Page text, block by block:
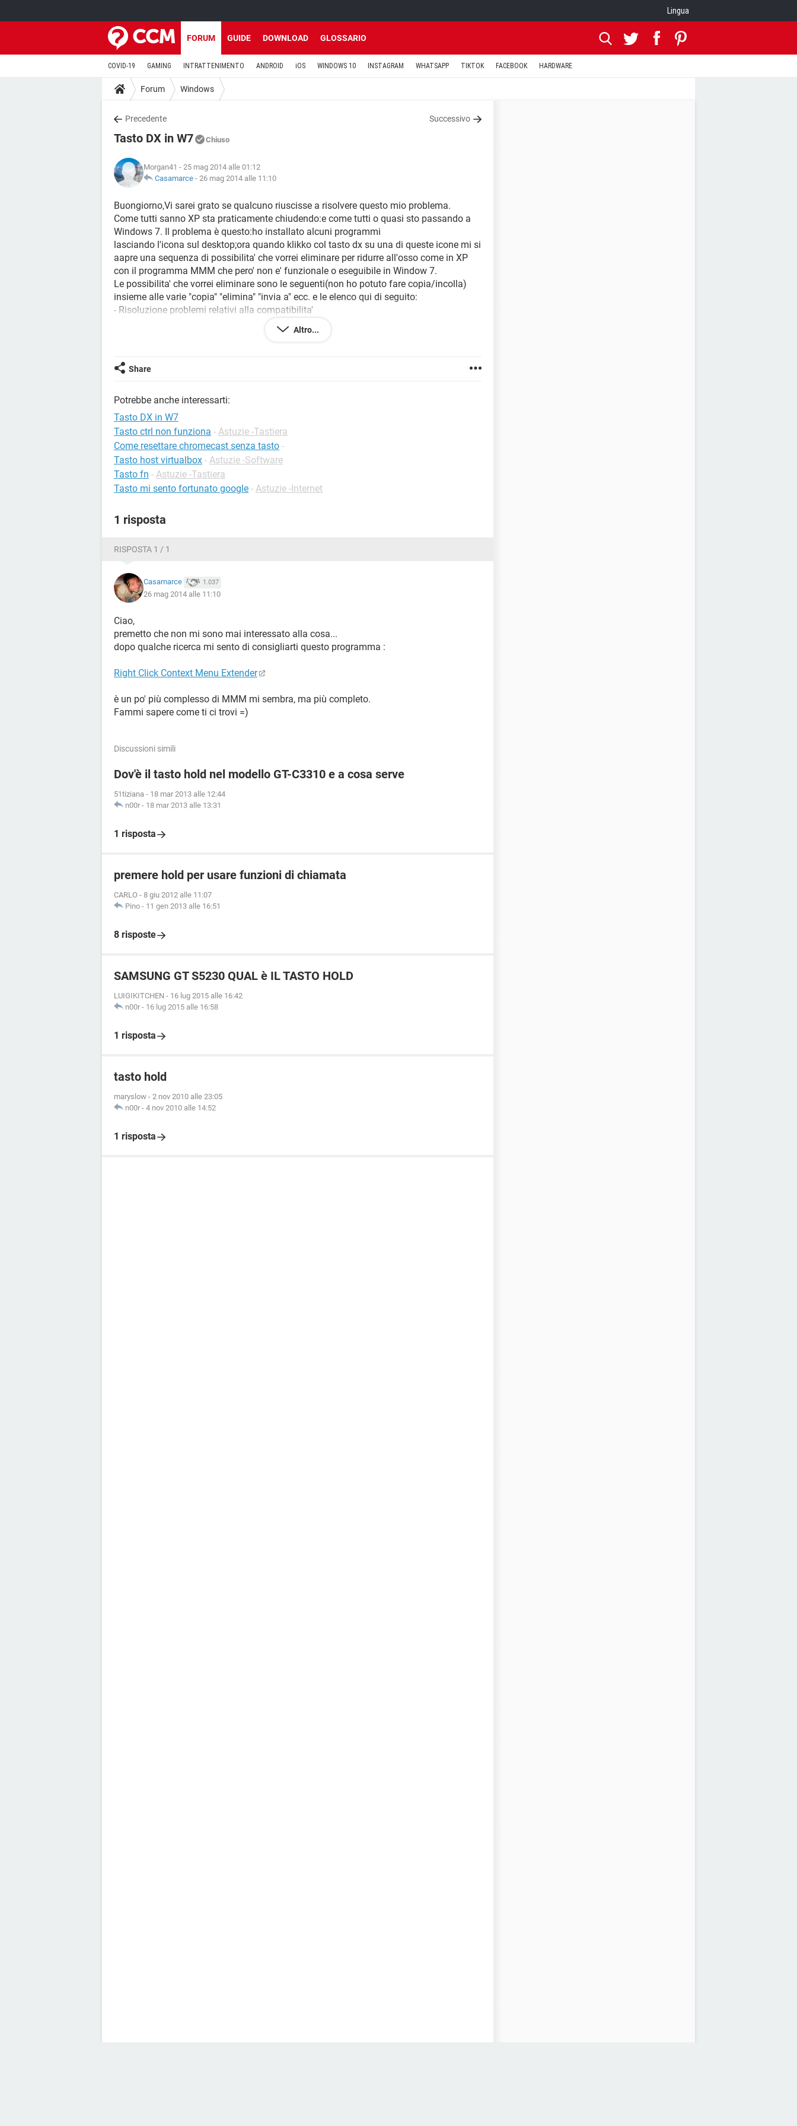
Lingua
FORUM GUIDE DOWNLOAD GLOSSARIO
COVID-19 GAMING INTRATTENIMENTO ANDROID iOS WINDOWS 10 INSTAGRAM WHATSAPP TIKTOK FACEBOOK HARDWARE
Forum Windows
Precedente Successivo
Tasto DX in W7 Chiuso
Morgan41 - 25 mag 2014 alle 01:12
Casamarce - 26 mag 2014 alle 11:10
Buongiorno,Vi sarei grato se qualcuno riuscisse a risolvere questo mio problema.
Come tutti sanno XP sta praticamente chiudendo:e come tutti o quasi sto passando a
Windows 7. Il problema è questo:ho installato alcuni programmi
lasciando l'icona sul desktop;ora quando klikko col tasto dx su una di queste icone mi si
aapre una sequenza di possibilita' che vorrei eliminare per ridurre all'osso come in XP
con il programma MMM che pero' non e' funzionale o eseguibile in Window 7.
Le possibilita' che vorrei eliminare sono le seguenti(non ho potuto fare copia/incolla)
insieme alle varie "copia" "elimina" "invia a" ecc. e le elenco qui di seguito:
- Risoluzione problemi relativi alla compatibilita'
- Ripristina versioni precedenti
- Esegui come amministratore
Vorrei tanto poter klikkare col tasto DX sull'icona e ritrovarmi pochissime posssibilita'
come accadeva con MMM della Hace.
So di essere stato lungo e noioso ma ho cercato di abbreviare il piu possibile e sarei
moltissimo grato a che riuscisse a risolvermi questa grana !
Grazie a tutti in anticipo
Altro...
Share
Potrebbe anche interessarti:
Tasto DX in W7
Tasto ctrl non funziona - Astuzie -Tastiera
Come resettare chromecast senza tasto -
Tasto host virtualbox - Astuzie -Software
Tasto fn - Astuzie -Tastiera
Tasto mi sento fortunato google - Astuzie -Internet
1 risposta
RISPOSTA 1 / 1
Casamarce 1.037
26 mag 2014 alle 11:10
Ciao,
premetto che non mi sono mai interessato alla cosa...
dopo qualche ricerca mi sento di consigliarti questo programma :
Right Click Context Menu Extender
è un po' più complesso di MMM mi sembra, ma più completo.
Fammi sapere come ti ci trovi =)
Discussioni simili
Dov'è il tasto hold nel modello GT-C3310 e a cosa serve
51tiziana - 18 mar 2013 alle 12:44
n00r - 18 mar 2013 alle 13:31
1 risposta
premere hold per usare funzioni di chiamata
CARLO - 8 giu 2012 alle 11:07
Pino - 11 gen 2013 alle 16:51
8 risposte
SAMSUNG GT S5230 QUAL è IL TASTO HOLD
LUIGIKITCHEN - 16 lug 2015 alle 16:42
n00r - 16 lug 2015 alle 16:58
1 risposta
tasto hold
maryslow - 2 nov 2010 alle 23:05
n00r - 4 nov 2010 alle 14:52
1 risposta